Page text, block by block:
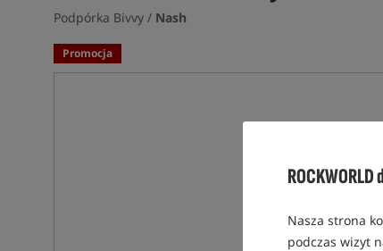
Nasza strona
podczas wizyt
Podpórka Bivvy / Nash
Promocja